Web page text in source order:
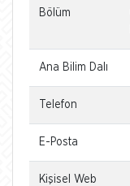
Bölüm
Ana Bilim Dalı
Telefon
E-Posta
Kişisel Web